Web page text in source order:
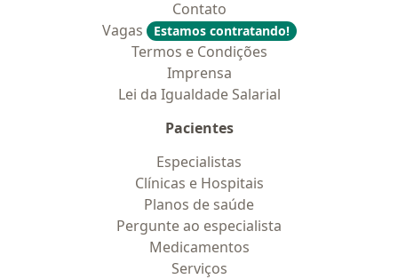
Contato
Vagas
Estamos contratando!
Termos e Condições
Imprensa
Lei da Igualdade Salarial
Pacientes
Especialistas
Clínicas e Hospitais
Planos de saúde
Pergunte ao especialista
Medicamentos
Serviços